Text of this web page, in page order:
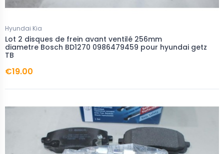
Hyundai Kia
Lot 2 disques de frein avant ventilé 256mm
diametre Bosch BD1270 0986479459 pour hyundai getz
TB
€19.00